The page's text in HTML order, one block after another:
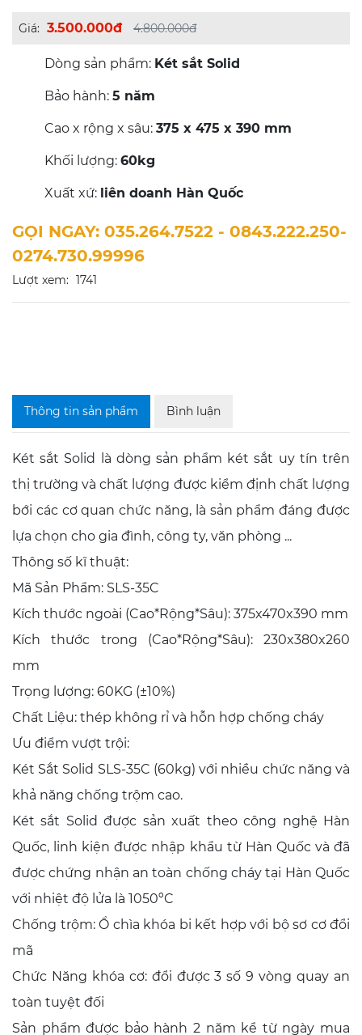
Giá: 3.500.000đ 4.800.000đ
Dòng sản phẩm: Két sắt Solid
Bảo hành: 5 năm
Cao x rộng x sâu: 375 x 475 x 390 mm
Khối lượng: 60kg
Xuất xứ: liên doanh Hàn Quốc
GỌI NGAY: 035.264.7522 - 0843.222.250-
0274.730.99996
Lượt xem: 1741
Thông tin sản phẩm Bình luận
Két sắt Solid là dòng sản phẩm két sắt uy tín trên
thị trường và chất lượng được kiểm định chất lượng
bới các cơ quan chức năng, là sản phẩm đáng được
lựa chọn cho gia đình, công ty, văn phòng ...
Thông số kĩ thuật:
Mã Sản Phẩm: SLS-35C
Kích thước ngoài (Cao*Rộng*Sâu): 375x470x390 mm
Kích thước trong (Cao*Rộng*Sâu): 230x380x260
mm
Trọng lượng: 60KG (±10%)
Chất Liệu: thép không rỉ và hỗn hợp chống cháy
Ưu điểm vượt trội:
Két Sắt Solid SLS-35C (60kg) với nhiều chức năng và
khả năng chống trộm cao.
Két sắt Solid được sản xuất theo công nghệ Hàn
Quốc, linh kiện được nhập khẩu từ Hàn Quốc và đã
được chứng nhận an toàn chống cháy tại Hàn Quốc
với nhiệt độ lửa là 1050ºC
Chống trộm: Ổ chìa khóa bi kết hợp với bộ sơ cơ đổi
mã
Chức Năng khóa cơ: đổi được 3 số 9 vòng quay an
toàn tuyệt đối
Sản phẩm được bảo hành 2 năm kể từ ngày mua